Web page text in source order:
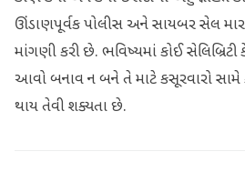
ઊંડાણપૂર્વક પોલીસ અને સાયબર સેલ
માંગણી કરી છે. ભવિષ્યમાં કોઈ સેલિબ્રિટી
આવો બનાવ ન બને તે માટે કસૂરવારો સામે
થાય તેવી શક્યતા છે.